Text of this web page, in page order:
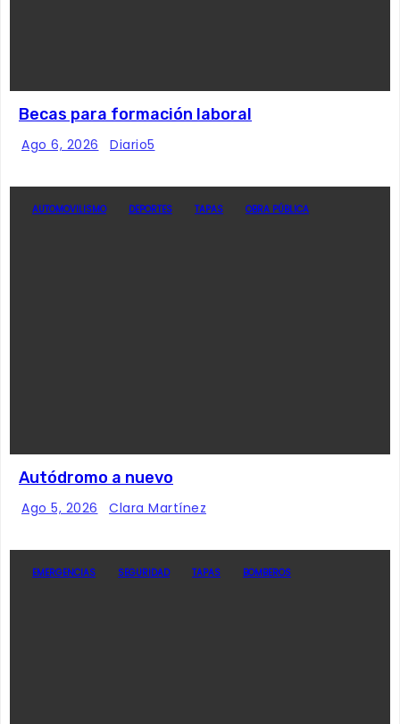
Becas para formación laboral
Ago 6, 2026 Diario5
AUTOMOVILISMO DEPORTES TAPAS OBRA PÚBLICA
Autódromo a nuevo
Ago 5, 2026 Clara Martínez
EMERGENCIAS SEGURIDAD TAPAS BOMBEROS